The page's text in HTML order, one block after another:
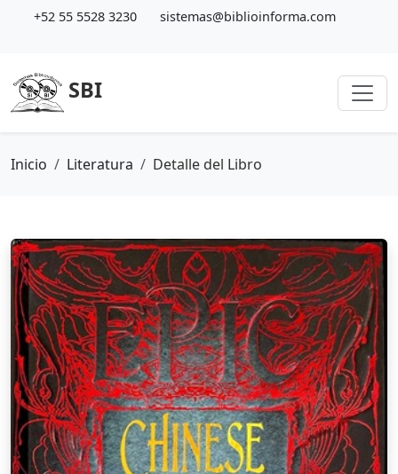
+52 55 5528 3230 sistemas@biblioinforma.com
SBI
Inicio Literatura Detalle del Libro